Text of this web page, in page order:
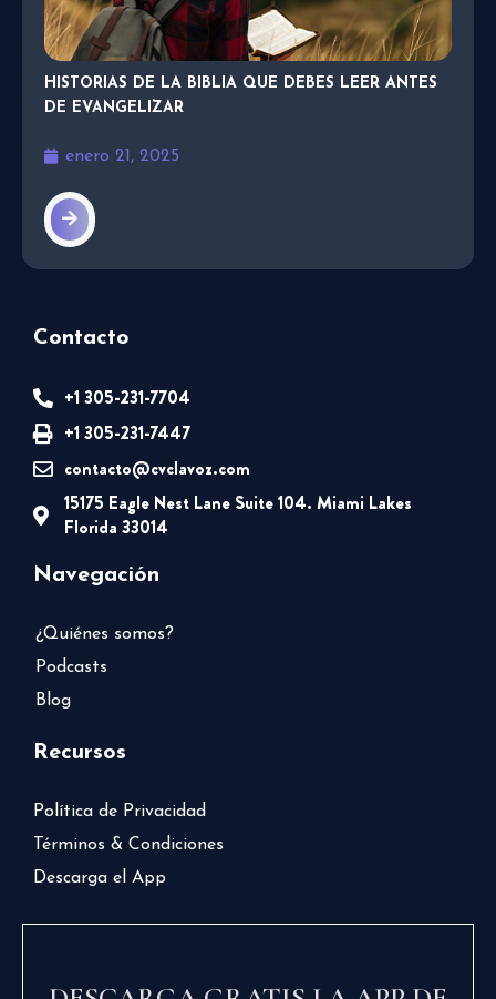
HISTORIAS DE LA BIBLIA QUE DEBES LEER ANTES
DE EVANGELIZAR
enero 21, 2025
Contacto
+1 305-231-7704
+1 305-231-7447
contacto@cvclavoz.com
15175 Eagle Nest Lane Suite 104. Miami Lakes
Florida 33014
Navegación
¿Quiénes somos?
Podcasts
Blog
Recursos
Política de Privacidad
Términos & Condiciones
Descarga el App